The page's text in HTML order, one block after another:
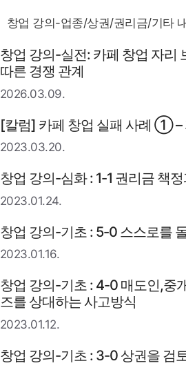
창업 강의-업종/상권/권리금/기타
창업 강의-실전: 카페 창업 자리
따른 경쟁 관계
2026.03.09.
[칼럼] 카페 창업 실패 사례 ① –
2023.03.20.
창업 강의-심화 : 1-1 권리금 책
2023.01.24.
창업 강의-기초 : 5-0 스스로를
2023.01.16.
창업 강의-기초 : 4-0 매도인,중
즈를 상대하는 사고방식
2023.01.12.
창업 강의-기초 : 3-0 상권을 검